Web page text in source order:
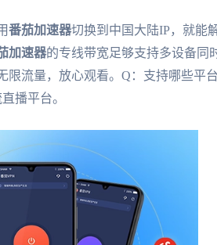
番茄加速器切换到中国大陆IP，就能
加速器的专线带宽足够支持多设备同
限流量，放心观看。Q：支持哪些平台
播平台。